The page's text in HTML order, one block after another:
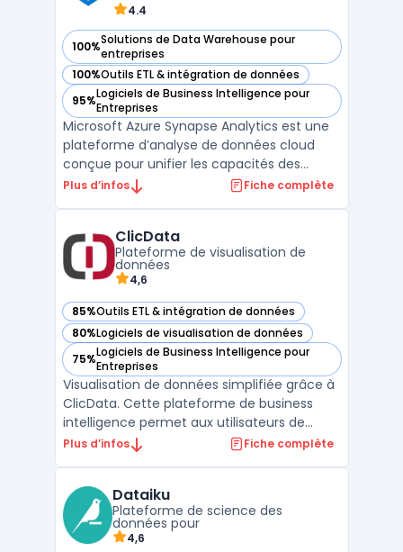
4.4
100%Solutions de Data Warehouse pour
entreprises
— voir Microsoft Azure Synapse Analytics dans cette
100%Outils ETL & intégration de données
— voir Microsoft Azure Synapse Analytics dans cette
95%Logiciels de Business Intelligence pour
Entreprises
— voir Microsoft Azure Synapse Analytics dans cette
Microsoft Azure Synapse Analytics est une
plateforme d’analyse de données cloud
conçue pour unifier les capacités des
entrepôts de données et du Big Data. Elle
leurs données à grande échelle. Grâce à
une inte ...
Plus d’infos Fiche complète
ClicData
Plateforme de visualisation de
données
4,6
85%Outils ETL & intégration de données
— voir ClicData dans cette catégorie
80%Logiciels de visualisation de données
— voir ClicData dans cette catégorie
75%Logiciels de Business Intelligence pour
Entreprises
— voir ClicData dans cette catégorie
Visualisation de données simplifiée grâce à
ClicData. Cette plateforme de business
intelligence permet aux utilisateurs de
collecter, analyser et visualiser des données
personnalisés pour surveiller vos KPIs en
temps réel. ...
Plus d’infos Fiche complète
Dataiku
Plateforme de science des
données pour
4,6